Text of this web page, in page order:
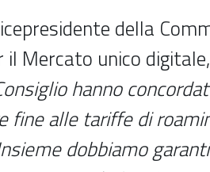
della
il Mercato unico
hanno
fine alle tariffe di
dobbiamo